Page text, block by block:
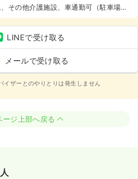
その他介護施設、車通勤可（駐車場
LINEで受け取る
メールで受け取る
イザーとのやりとりは発生しません
ージ上部へ戻る